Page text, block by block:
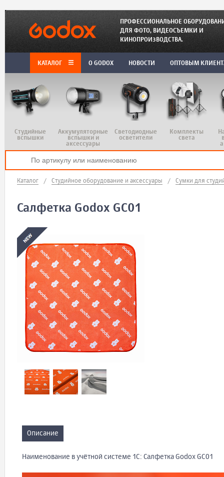
ПРОФЕССИОНАЛЬНОЕ
ДЛЯ ФОТО, ВИДЕОСЪЕМКИ И
КИНОПРОИЗВОДСТВА.
КАТАЛОГ O GODOX НОВОСТИ ОПТОВЫМ
Студийные
вспышки
Аккумуляторные
вспышки и
аксессуары
Светодиодные
осветители
Комплекты
света
Каталог / Студийное оборудование и аксессуары / Сумки для
Салфетка Godox GC01
Описание
Наименование в учётной системе 1С: Салфетка Godox GC01